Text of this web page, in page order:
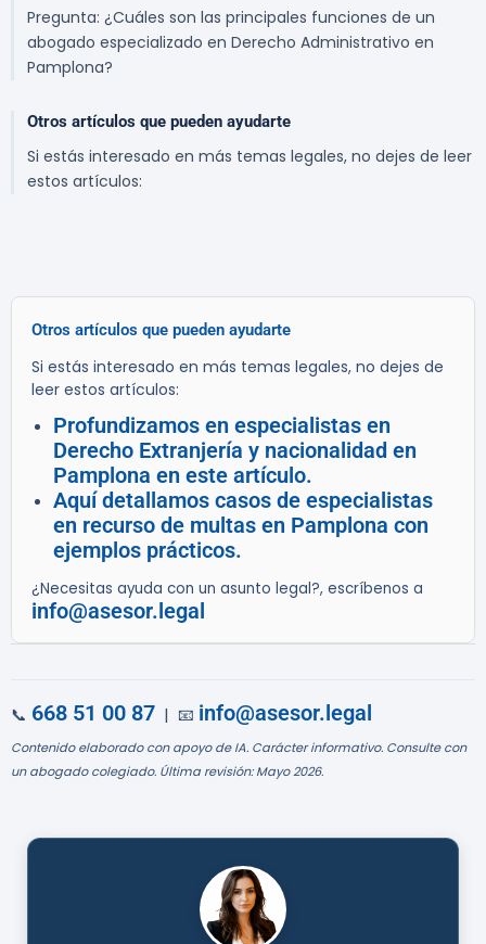
Pregunta: ¿Cuáles son las principales funciones de un
abogado especializado en Derecho Administrativo en
Pamplona?
Otros artículos que pueden ayudarte
Si estás interesado en más temas legales, no dejes de leer
estos artículos:
Otros artículos que pueden ayudarte
Si estás interesado en más temas legales, no dejes de
leer estos artículos:
Profundizamos en especialistas en
Derecho Extranjería y nacionalidad en
Pamplona en este artículo.
Aquí detallamos casos de especialistas
en recurso de multas en Pamplona con
ejemplos prácticos.
¿Necesitas ayuda con un asunto legal?, escríbenos a
info@asesor.legal
📞 668 51 00 87 | 📧 info@asesor.legal
Contenido elaborado con apoyo de IA. Carácter informativo. Consulte con
un abogado colegiado. Última revisión: Mayo 2026.